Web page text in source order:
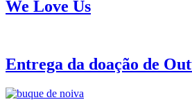
We Love Us
Entrega da doação de